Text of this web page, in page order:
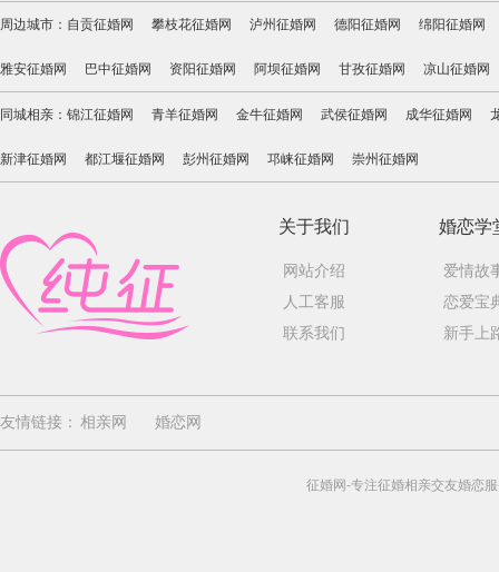
周边城市： 自贡征婚网 攀枝花征婚网 泸州征婚网 德阳征婚网 绵阳征婚网
雅安征婚网 巴中征婚网 资阳征婚网 阿坝征婚网 甘孜征婚网 凉山征婚网
同城相亲： 锦江征婚网 青羊征婚网 金牛征婚网 武侯征婚网 成华征婚网
新津征婚网 都江堰征婚网 彭州征婚网 邛崃征婚网 崇州征婚网
关于我们
网站介绍
人工客服
联系我们
婚恋学
爱情故
恋爱宝
新手上
友情链接： 相亲网 婚恋网
征婚网-专注征婚相亲交友婚